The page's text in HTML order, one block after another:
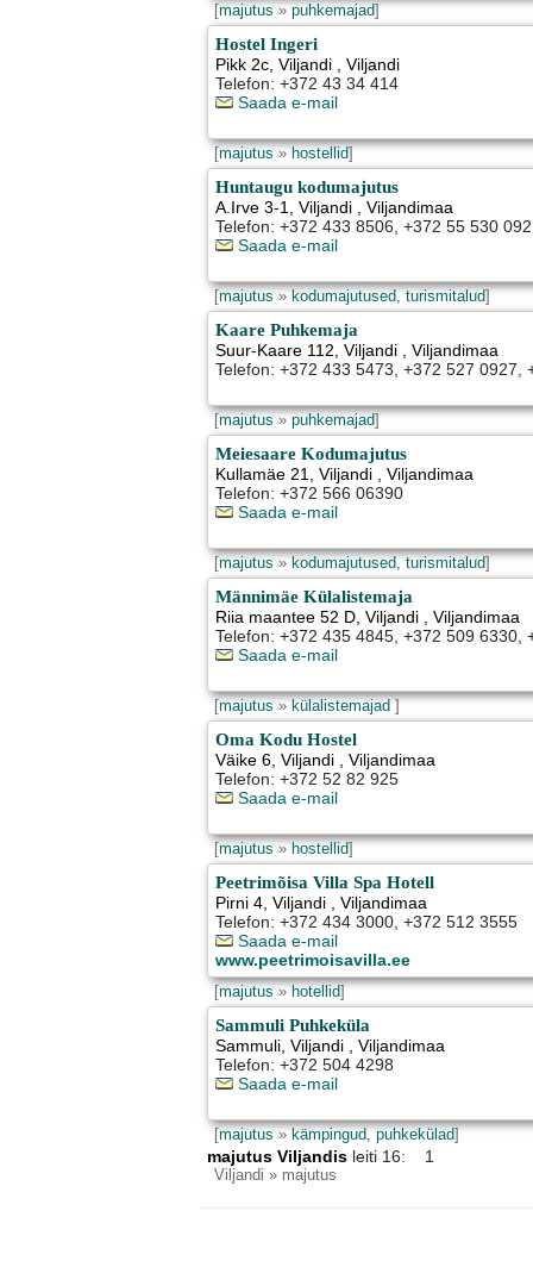
[majutus»puhkemajad]
Hostel Ingeri
Pikk 2c,Viljandi , Viljandi
Telefon: +372 43 34 414
Saada e-mail
[majutus»hostellid]
Huntaugu kodumajutus
A.Irve 3-1,Viljandi , Viljandimaa
Telefon: +372 433 8506, +372 55 530 092
Saada e-mail
[majutus»kodumajutused, turismitalud]
Kaare Puhkemaja
Suur-Kaare 112,Viljandi , Viljandimaa
Telefon: +372 433 5473, +372 527 0927,
[majutus»puhkemajad]
Meiesaare Kodumajutus
Kullamäe 21,Viljandi , Viljandimaa
Telefon: +372 566 06390
Saada e-mail
[majutus»kodumajutused, turismitalud]
Männimäe Külalistemaja
Riia maantee 52 D,Viljandi , Viljandimaa
Telefon: +372 435 4845, +372 509 6330,
Saada e-mail
[majutus»külalistemajad]
Oma Kodu Hostel
Väike 6,Viljandi , Viljandimaa
Telefon: +372 52 82 925
Saada e-mail
[majutus»hostellid]
Peetrimõisa Villa Spa Hotell
Pirni 4,Viljandi , Viljandimaa
Telefon: +372 434 3000, +372 512 3555
Saada e-mail
www.peetrimoisavilla.ee
[majutus»hotellid]
Sammuli Puhkeküla
Sammuli,Viljandi , Viljandimaa
Telefon: +372 504 4298
Saada e-mail
[majutus»kämpingud, puhkekülad]
majutus Viljandis leiti 16: 1
Viljandi » majutus